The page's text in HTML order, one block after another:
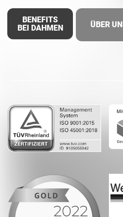
BENEFITS
BEI DAHMEN
ÜBER